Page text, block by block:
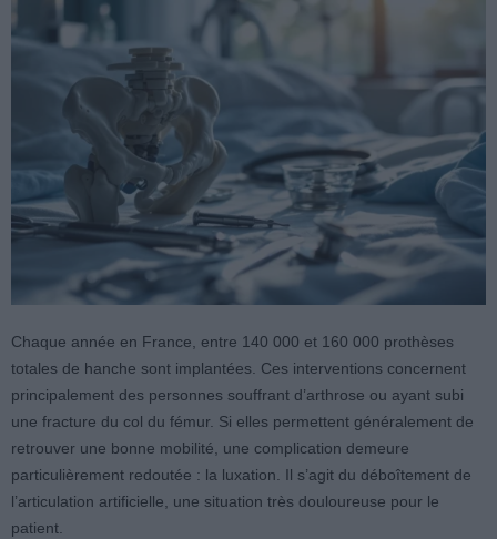
Chaque année en France, entre 140 000 et 160 000 prothèses
totales de hanche sont implantées. Ces interventions concernent
principalement des personnes souffrant d’arthrose ou ayant subi
une fracture du col du fémur. Si elles permettent généralement de
retrouver une bonne mobilité, une complication demeure
particulièrement redoutée : la luxation. Il s’agit du déboîtement de
l’articulation artificielle, une situation très douloureuse pour le
patient.